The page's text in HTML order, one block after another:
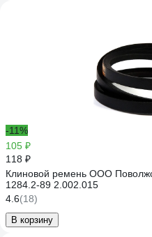
-11%
105 ₽
118 ₽
Клиновой ремень ООО
1284.2-89 2.002.015
4.6(18)
В корзину